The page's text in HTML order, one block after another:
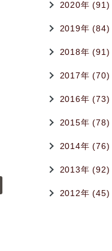
2020年 (91)
2019年 (84)
2018年 (91)
2017年 (70)
2016年 (73)
2015年 (78)
2014年 (76)
2013年 (92)
2012年 (45)